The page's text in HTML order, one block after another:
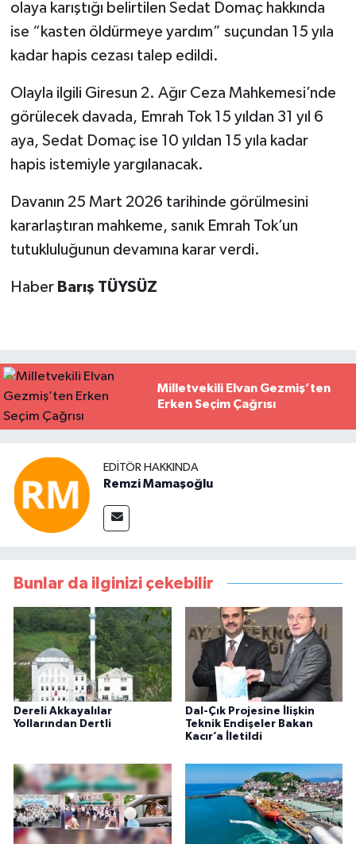
olaya karıştığı belirtilen Sedat Domaç hakkında
ise “kasten öldürmeye yardım” suçundan 15 yıla
kadar hapis cezası talep edildi.
Olayla ilgili Giresun 2. Ağır Ceza Mahkemesi’nde
görülecek davada, Emrah Tok 15 yıldan 31 yıl 6
aya, Sedat Domaç ise 10 yıldan 15 yıla kadar
hapis istemiyle yargılanacak.
Davanın 25 Mart 2026 tarihinde görülmesini
kararlaştıran mahkeme, sanık Emrah Tok’un
tutukluluğunun devamına karar verdi.
Haber Barış TÜYSÜZ
Milletvekili Elvan Gezmiş’ten
Erken Seçim Çağrısı
EDITÖR HAKKINDA
Remzi Mamaşoğlu
Bunlar da ilginizi çekebilir
Dereli Akkayalılar
Yollarından Dertli
Dal-Çık Projesine İlişkin
Teknik Endişeler Bakan
Kacır’a İletildi